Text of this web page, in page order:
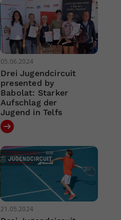
05.06.2024
Drei Jugendcircuit
presented by
Babolat: Starker
Aufschlag der
Jugend in Telfs
21.05.2024